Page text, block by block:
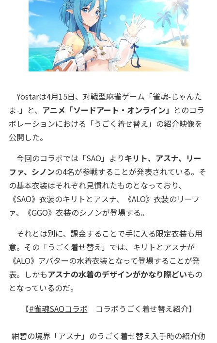
Yostarは4月15日、対戦型麻雀ゲーム「雀魂-じゃんた
ま-」と、 アニメ「ソードアート・オンライン」 とのコラ
ボレーションにおける「うごく着せ替え」の紹介映像を
公開した。
今回のコラボでは「SAO」よりキリト、アスナ、リー
ファ、シノンの4名が参戦することが発表されている。そ
の基本衣装はそれぞれ見慣れたものとなっており、
《SAO》衣装のキリトとアスナ、《ALO》衣装のリーフ
ァ、《GGO》衣装のシノンが登場する。
それとは別に、課金することで手に入る限定衣装も用
意。その「うごく着せ替え」では、キリトとアスナが
《ALO》アバターの水着衣装となって登場することが発
表。しかもアスナの水着のデザインがかなり際どいもの
となっているのだ。
【#雀魂SAOコラボ コラボうごく着せ替え紹介】
紺碧の境界「アスナ」のうごく着せ替え入手時の紹介動